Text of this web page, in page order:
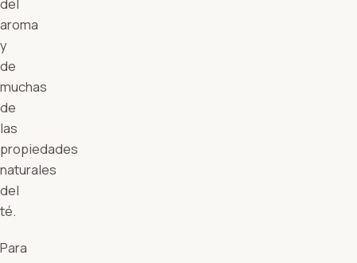
aroma
y
de
muchas
de
las
propiedades
naturales
del
té.
Para